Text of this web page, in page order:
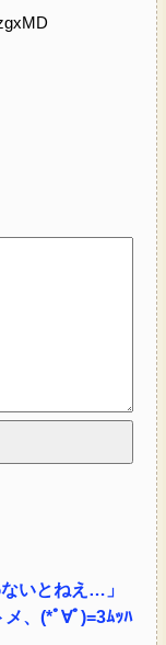
いとねえ…」
、(*ﾟ∀ﾟ)=3ﾑｯﾊ